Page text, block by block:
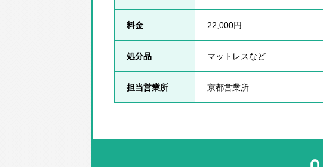
料金 22,000円
処分品 マットレスなど
担当営業所 京都営業所